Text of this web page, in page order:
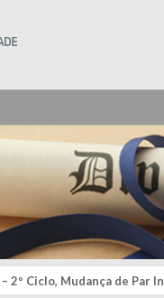
2º Ciclo, Mudança de